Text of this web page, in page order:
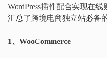
WordPress插件配合实现在
汇总了跨境电商独立站必备的
1、WooCommerce